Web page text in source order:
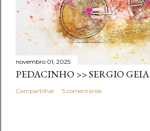
novembro 01, 2025
PEDACINHO >> SERGIO GEIA
Compartilhar 5 comentários